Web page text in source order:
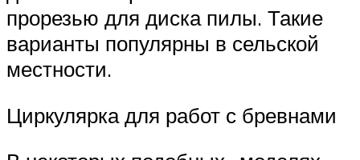
прорезью для диска пилы. Такие
варианты популярны в сельской
местности.
Циркулярка для работ с бревнами